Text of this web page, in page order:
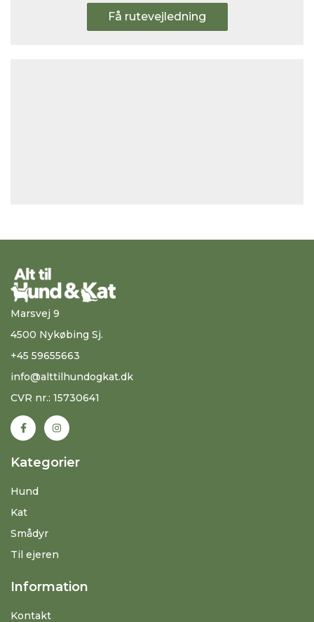
Få rutevejledning
Marsvej 9
4500 Nykøbing Sj.
+45 59655663
info@alttilhundogkat.dk
CVR nr.: 15730641
Kategorier
Hund
Kat
Smådyr
Til ejeren
Information
Kontakt